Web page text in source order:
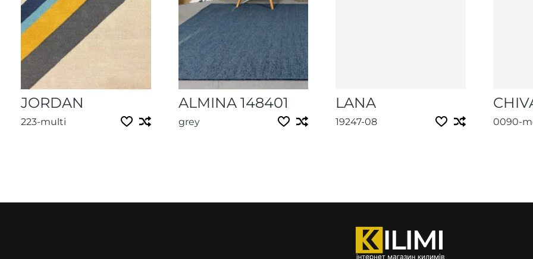
JORDAN
223-multi
ALMINA 148401
grey
LANA
19247-08 0090-